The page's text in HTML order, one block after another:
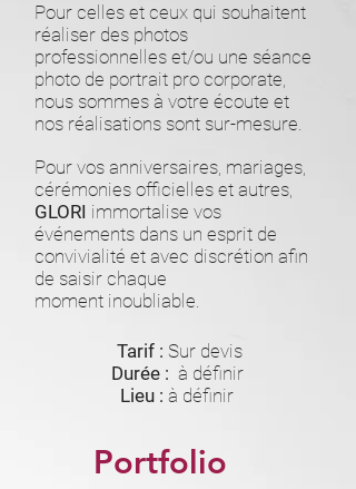
Pour celles et ceux qui souhaitent
réaliser des photos
professionnelles et/ou une séance
photo de portrait pro corporate,
nous sommes à votre écoute et
nos réalisations sont sur-mesure.
Pour vos anniversaires, mariages,
cérémonies officielles et autres,
GLORI immortalise vos
événements dans un esprit de
convivialité et avec discrétion afin
de saisir chaque
moment inoubliable.
Tarif : Sur devis
Durée : ​ à définir
Lieu : à définir
Portfolio